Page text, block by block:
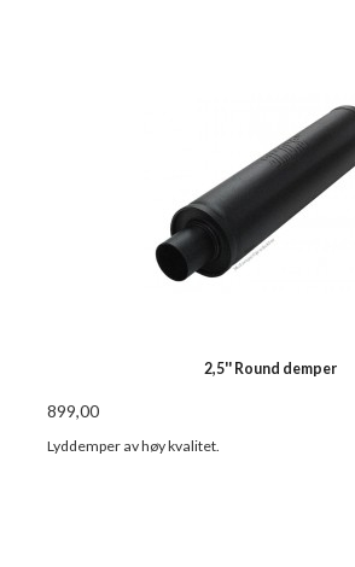
2,5'' Round demper
899,00
Lyddemper av høy kvalitet.